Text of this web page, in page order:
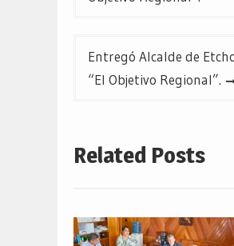
Entregó Alcalde de
“El Objetivo Regional”.
Related Posts